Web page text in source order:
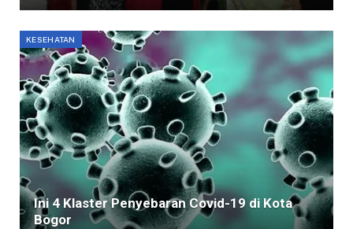
KESEHATAN
Ini 4 Klaster Penyebaran Covid-19 di Kota
Bogor